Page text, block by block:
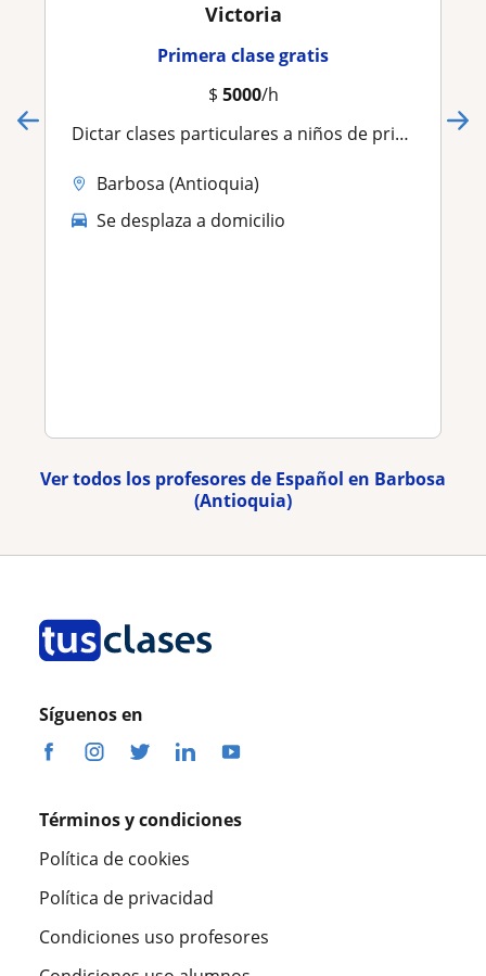
Victoria
Primera clase gratis
$ 5000/h
Dictar clases particulares a niños de primera infancia
Barbosa (Antioquia)
Se desplaza a domicilio
Ver todos los profesores de Español en Barbosa
(Antioquia)
Síguenos en
Términos y condiciones
Política de cookies
Política de privacidad
Condiciones uso profesores